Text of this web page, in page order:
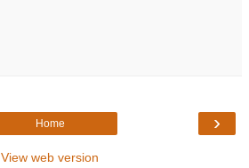
›
Home
View web version